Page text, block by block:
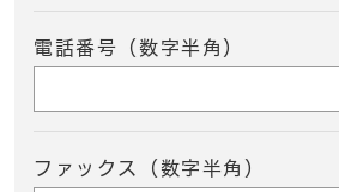
電話番号（数字半角）
ファックス（数字半角）